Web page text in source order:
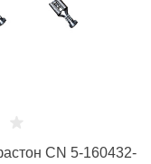
CN 5-160432-